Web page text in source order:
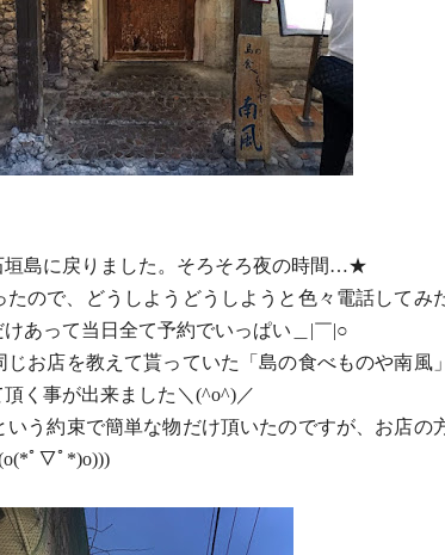
垣島に戻りました。そろそろ夜の時間…★
ので、
どうしようどうしようと色々電話してみ
あって当日全て予約でいっぱい＿|￣|○
お店を教えて貰っていた「島の食べものや南風」
く事が出来ました＼(^o^)／
う約束で簡単な物だけ頂いたのですが、 お店の
o(*ﾟ▽ﾟ*)o)))